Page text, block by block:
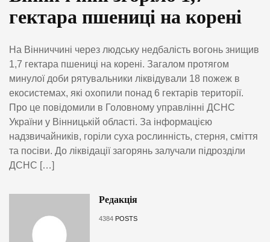
гектара пшениці на корені
На Вінниччині через людську недбалість вогонь знищив
1,7 гектара пшениці на корені. Загалом протягом
минулої доби рятувальники ліквідували 18 пожеж в
екосистемах, які охопили понад 6 гектарів території.
Про це повідомили в Головному управлінні ДСНС
України у Вінницькій області. За інформацією
надзвичайників, горіли суха рослинність, стерня, сміття
та посіви. До ліквідації загорянь залучали підрозділи
ДСНС […]
Редакція
4384 POSTS